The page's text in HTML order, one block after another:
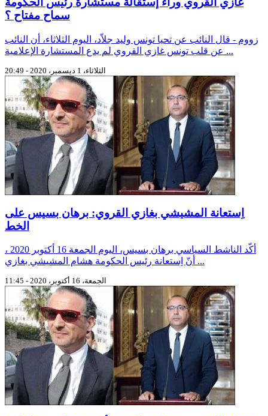
سماح مفتاح ؟
زووم - قال النائب عن تحيا تونس وليد جلاّد، اليوم الثلاثاء، أن النائب
عن قلب تونس غازي القروي لم يدع المستشارة الإعلامية ...
الثلاثاء، 1 ديسمبر، 2020 - 20:49
اِستعانة المشيشي بغازي القروي: برهان بسيس على
الخط
أكّد الناشط السياسي برهان بسيس، اليوم الجمعة 16 أكتوبر 2020 ،
أنّ اِستعانة رئيس الحكومة هشام المشيشي بغازي ...
الجمعة، 16 أكتوبر، 2020 - 11:45